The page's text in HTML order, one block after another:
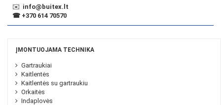
✉️ info@buitex.lt
☎ +370 614 70570
ĮMONTUOJAMA TECHNIKA
Gartraukiai
Kaitlentės
Kaitlentės su gartraukiu
Orkaitės
Indaplovės